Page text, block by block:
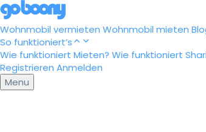
Wohnmobil vermieten Wohnmobil mieten
So funktioniert’s
Wie funktioniert Mieten? Wie funktioniert
Registrieren Anmelden
Menu